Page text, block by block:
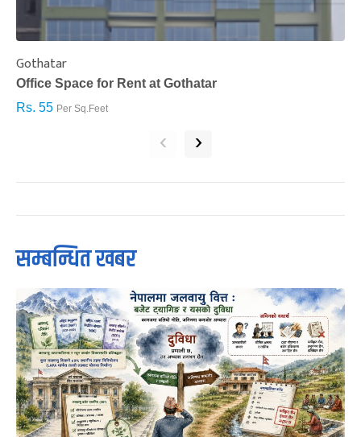
Gothatar
Office Space for Rent at Gothatar
Rs. 55 Per Sq.Feet
‹ ›
सम्बन्धित खबर